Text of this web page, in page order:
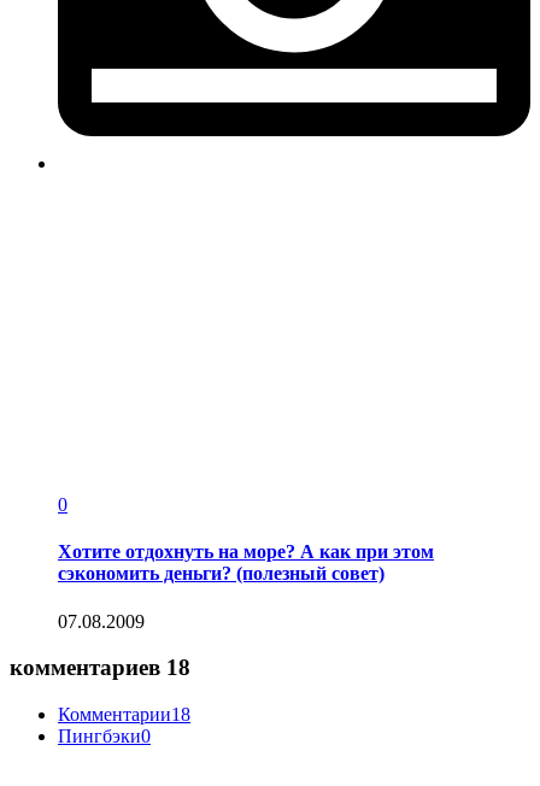
0
Хотите отдохнуть на море? А как при этом
сэкономить деньги? (полезный совет)
07.08.2009
комментариев 18
Комментарии18
Пингбэки0